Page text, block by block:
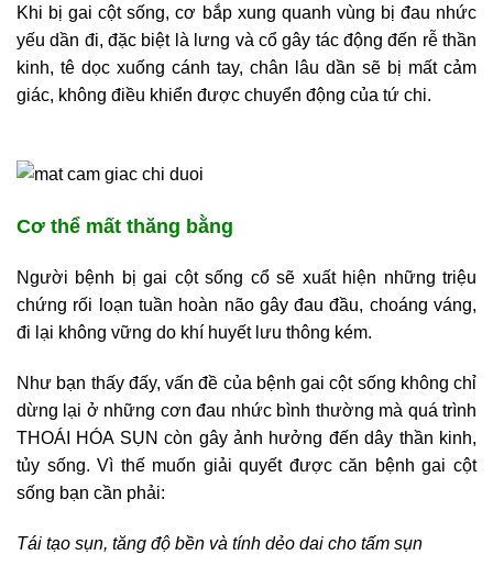
Khi bị gai cột sống, cơ bắp xung quanh vùng bị đau nhức
yếu dần đi, đặc biệt là lưng và cổ gây tác động đến rễ thần
kinh, tê dọc xuống cánh tay, chân lâu dần sẽ bị mất cảm
giác, không điều khiển được chuyển động của tứ chi.
Cơ thể mất thăng bằng
Người bệnh bị gai cột sống cổ sẽ xuất hiện những triệu
chứng rối loạn tuần hoàn não gây đau đầu, choáng váng,
đi lại không vững do khí huyết lưu thông kém.
Như bạn thấy đấy, vấn đề của bệnh gai cột sống không chỉ
dừng lại ở những cơn đau nhức bình thường mà quá trình
THOÁI HÓA SỤN còn gây ảnh hưởng đến dây thần kinh,
tủy sống. Vì thế muốn giải quyết được căn bệnh gai cột
sống bạn cần phải:
Tái tạo sụn, tăng độ bền và tính dẻo dai cho tấm sụn